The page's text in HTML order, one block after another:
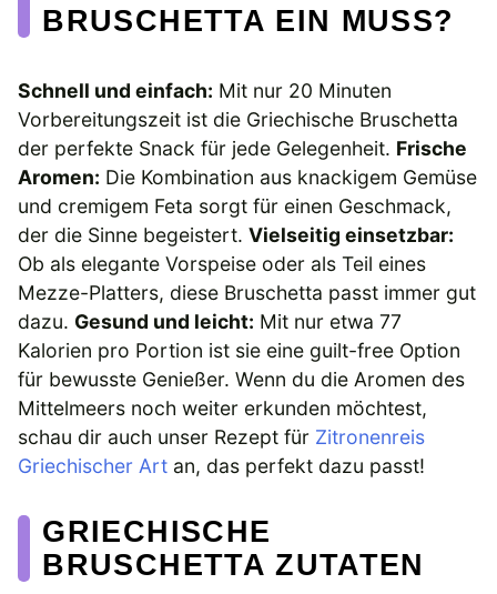
BRUSCHETTA EIN MUSS?
Schnell und einfach: Mit nur 20 Minuten
Vorbereitungszeit ist die Griechische Bruschetta
der perfekte Snack für jede Gelegenheit. Frische
Aromen: Die Kombination aus knackigem Gemüse
und cremigem Feta sorgt für einen Geschmack,
der die Sinne begeistert. Vielseitig einsetzbar:
Ob als elegante Vorspeise oder als Teil eines
Mezze-Platters, diese Bruschetta passt immer gut
dazu. Gesund und leicht: Mit nur etwa 77
Kalorien pro Portion ist sie eine guilt-free Option
für bewusste Genießer. Wenn du die Aromen des
Mittelmeers noch weiter erkunden möchtest,
schau dir auch unser Rezept für Zitronenreis
Griechischer Art an, das perfekt dazu passt!
GRIECHISCHE
BRUSCHETTA ZUTATEN